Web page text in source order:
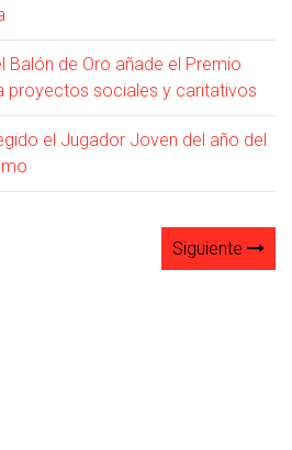
Balón de Oro añade el Premio
proyectos sociales y caritativos
el Jugador Joven del año del
Siguiente